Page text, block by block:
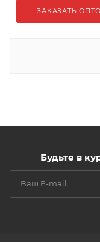
ЗАКАЗАТЬ
Будьте в